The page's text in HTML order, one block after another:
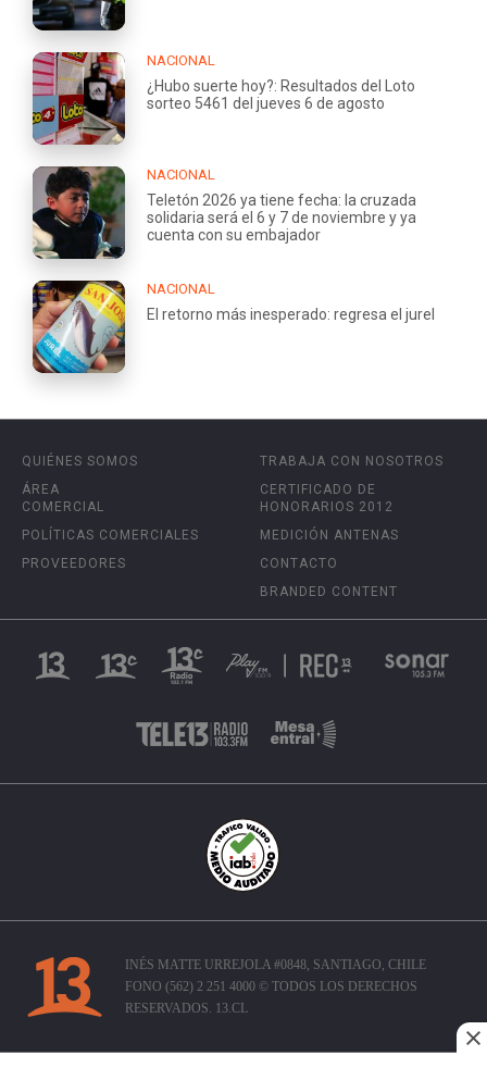
NACIONAL
¿Hubo suerte hoy?: Resultados del Loto
sorteo 5461 del jueves 6 de agosto
NACIONAL
Teletón 2026 ya tiene fecha: la cruzada
solidaria será el 6 y 7 de noviembre y ya
cuenta con su embajador
NACIONAL
El retorno más inesperado: regresa el jurel
QUIÉNES SOMOS
ÁREA
COMERCIAL
POLÍTICAS COMERCIALES
PROVEEDORES
TRABAJA CON NOSOTROS
CERTIFICADO DE
HONORARIOS 2012
MEDICIÓN ANTENAS
CONTACTO
BRANDED CONTENT
INÉS MATTE URREJOLA #0848, SANTIAGO, CHILE
FONO (562) 2 251 4000 © TODOS LOS DERECHOS
RESERVADOS. 13.CL